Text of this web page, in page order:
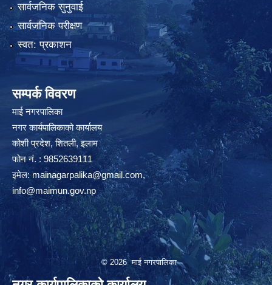
सार्वजनिक सुनुवाई
सार्वजनिक परीक्षण
स्वत: प्रकाशन
सम्पर्क विवरण
माई नगरपालिका
नगर कार्यपालिकाको कार्यालय
कोशी प्रदेश, शितली, इलाम
फोन नं. : 9852639111
इमेल:mainagarpalika@gmail.com,
info@maimun.gov.np
© 2026 माई नगरपालिका